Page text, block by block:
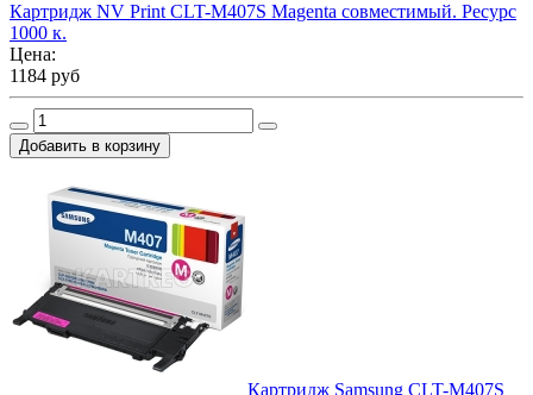
Картридж NV Print CLT-M407S Magenta совместимый. Ресурс
1000 к.
Цена:
1184 руб
Картридж Samsung CLT-M407S